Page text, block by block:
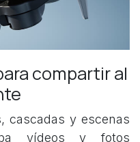
compartir al
cascadas y escenas
vídeos y fotos